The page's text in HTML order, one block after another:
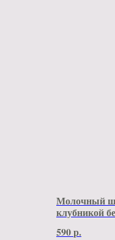
Молочный
клубникой
590р.